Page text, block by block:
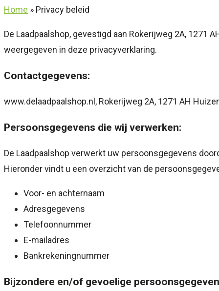
Home » Privacy beleid
De Laadpaalshop, gevestigd aan Rokerijweg 2A, 1271
weergegeven in deze privacyverklaring.
Contactgegevens:
www.delaadpaalshop.nl, Rokerijweg 2A, 1271 AH
Persoonsgegevens die wij verwerken:
De Laadpaalshop verwerkt uw persoonsgegevens
Hieronder vindt u een overzicht van de
Voor- en achternaam
Adresgegevens
Telefoonnummer
E-mailadres
Bankrekeningnummer
Bijzondere en/of gevoelige